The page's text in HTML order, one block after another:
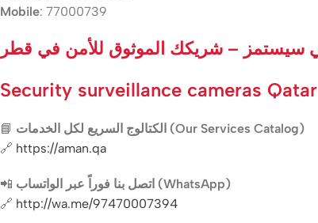
Mobile: 77000739
سيستمز – شريكك الموثوق للأمن في قطر
Security surveillance cameras Qatar
📘
الكتالوج السريع لكل الخدمات (Our Services Catalog)
🔗 https://aman.qa
📲
اتصل بنا فوراً عبر الواتساب (WhatsApp)
🔗 http://wa.me/97470007394